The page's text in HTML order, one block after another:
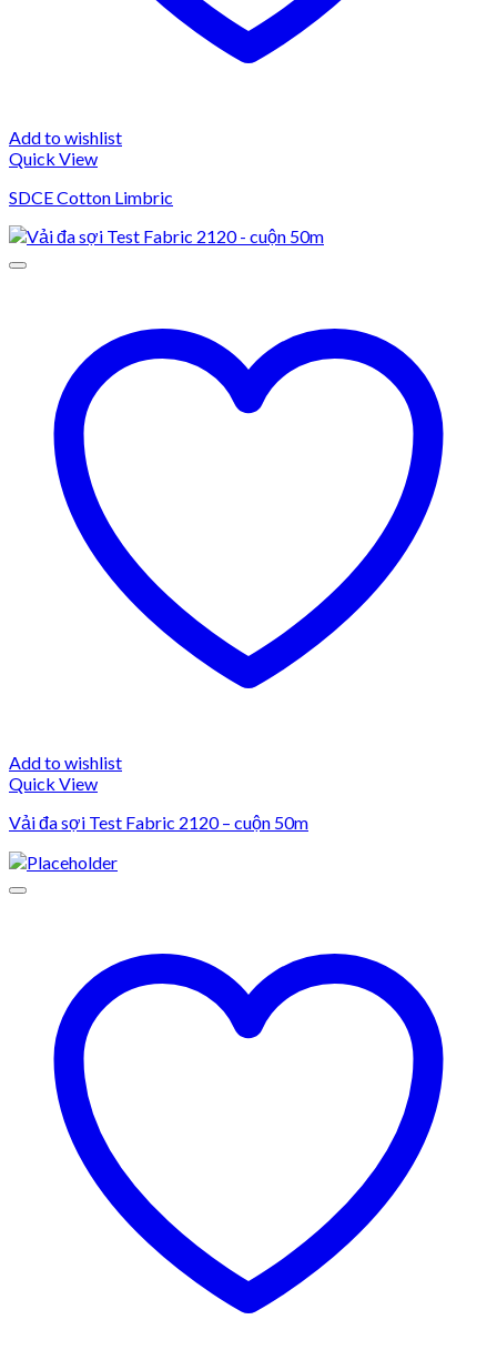
Add to wishlist
Quick View
SDCE Cotton Limbric
Add to wishlist
Quick View
Vải đa sợi Test Fabric 2120 – cuộn 50m